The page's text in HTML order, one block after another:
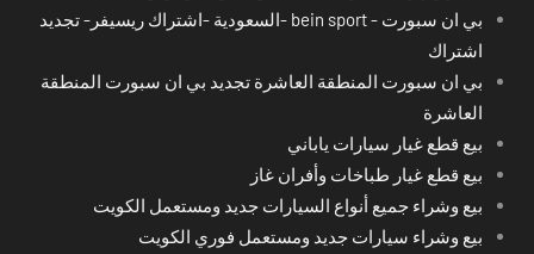
بي ان سبورت - bein sport -السعودية -اشتراك ريسيفر- تجديد
اشتراك
بي ان سبورت المنطقة العاشرة تجديد بي ان سبورت المنطقة
العاشرة
بيع قطع غيار سيارات ياباني
بيع قطع غيار طباخات وأفران غاز
بيع وشراء جميع أنواع السيارات جديد ومستعمل الكويت
بيع وشراء سيارات جديد ومستعمل فوري الكويت